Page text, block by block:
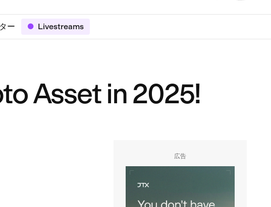
ー Livestreams
Asset in 2025!
広告